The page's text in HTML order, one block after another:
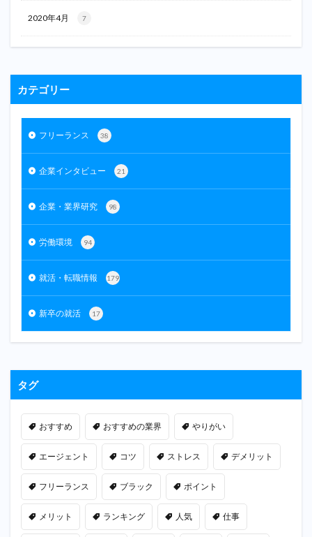
2020年4月 7
カテゴリー
フリーランス 38
企業インタビュー 21
企業・業界研究 98
労働環境 94
就活・転職情報 179
新卒の就活 17
タグ
おすすめ おすすめの業界 やりがい
エージェント コツ ストレス デメリット
フリーランス ブラック ポイント
メリット ランキング 人気 仕事